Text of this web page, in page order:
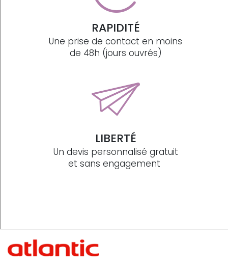
RAPIDITÉ
Une prise de contact en moins
de 48h (jours ouvrés)
LIBERTÉ
Un devis personnalisé gratuit
et sans engagement